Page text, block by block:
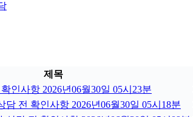
제목
인사항 2026년06월30일 05시23분
전 확인사항 2026년06월30일 05시18분